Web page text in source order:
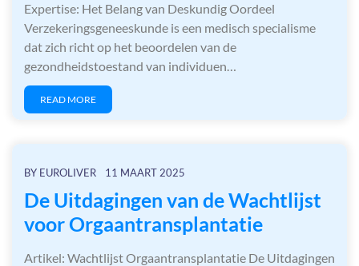
Expertise: Het Belang van Deskundig Oordeel
Verzekeringsgeneeskunde is een medisch specialisme
dat zich richt op het beoordelen van de
gezondheidstoestand van individuen…
READ MORE
BY EUROLIVER 11 MAART 2025
De Uitdagingen van de Wachtlijst
voor Orgaantransplantatie
Artikel: Wachtlijst Orgaantransplantatie De Uitdagingen